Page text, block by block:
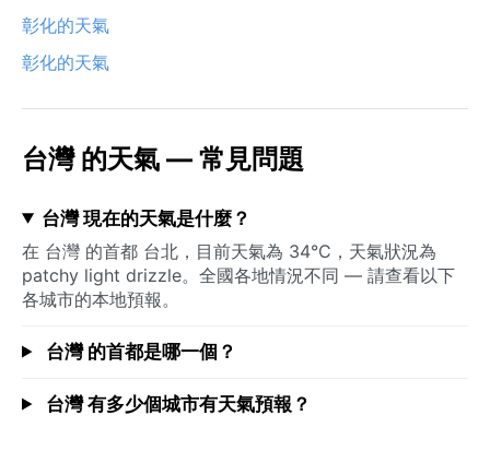
彰化的天氣
彰化的天氣
台灣 的天氣 — 常見問題
台灣 現在的天氣是什麼？
在 台灣 的首都 台北，目前天氣為 34°C，天氣狀況為
patchy light drizzle。全國各地情況不同 — 請查看以下
各城市的本地預報。
台灣 的首都是哪一個？
台灣 有多少個城市有天氣預報？